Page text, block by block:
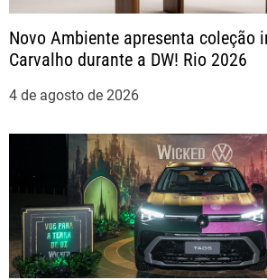
o
d
e
s
Novo Ambiente apresenta coleção
Carvalho durante a DW! Rio 2026
4 de agosto de 2026